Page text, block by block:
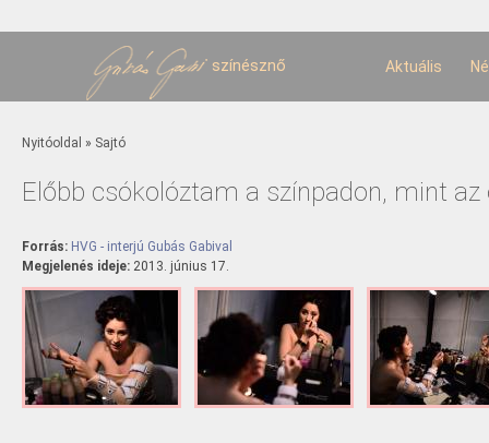
színésznő Aktuális
Jelenlegi hely
Nyitóoldal » Sajtó
Előbb csókolóztam a színpadon, mint az
Forrás: HVG - interjú Gubás Gabival
Megjelenés ideje: 2013. június 17.